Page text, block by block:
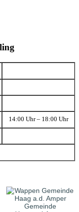
14:00 Uhr – 18:00 Uhr
Gemeinde